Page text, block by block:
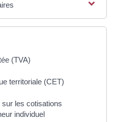
(TVA)
territoriale (CET)
sur les cotisations
individuel